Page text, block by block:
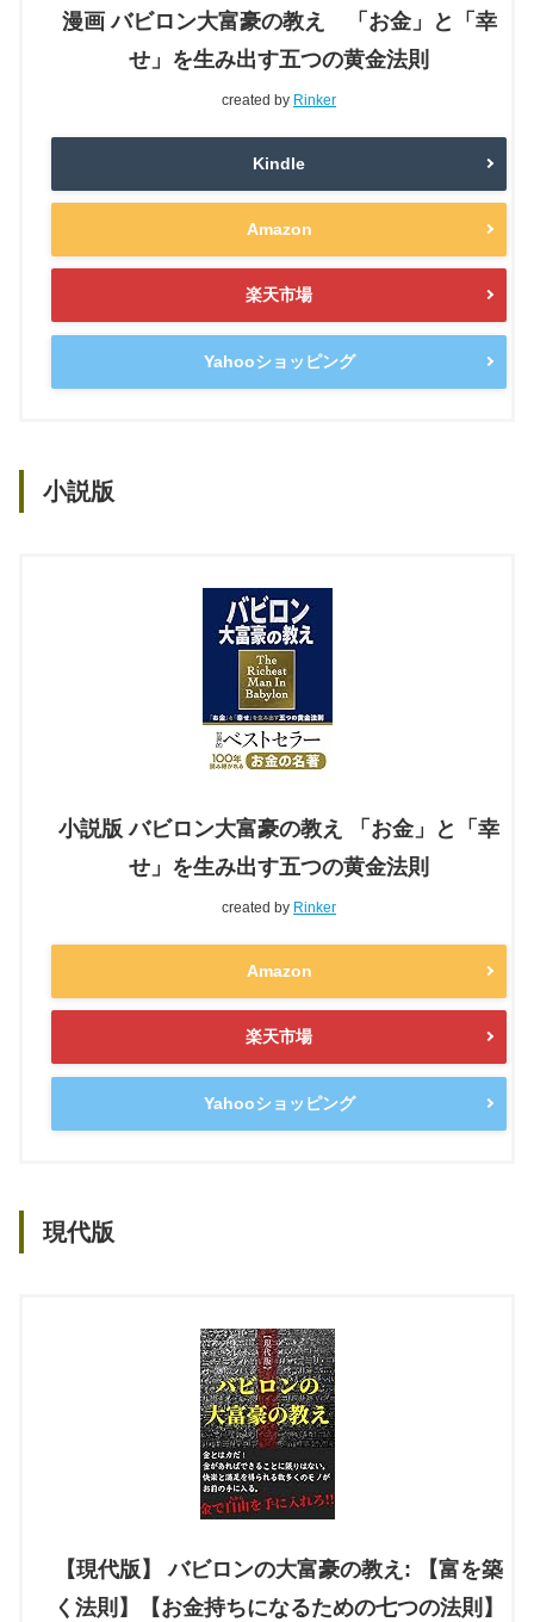
漫画 バビロン大富豪の教え 「お金」と「幸
せ」を生み出す五つの黄金法則
created by Rinker
Kindle
Amazon
楽天市場
Yahooショッピング
小説版
小説版 バビロン大富豪の教え 「お金」と「幸
せ」を生み出す五つの黄金法則
created by Rinker
Amazon
楽天市場
Yahooショッピング
現代版
【現代版】 バビロンの大富豪の教え: 【富を築
く法則】【お金持ちになるための七つの法則】